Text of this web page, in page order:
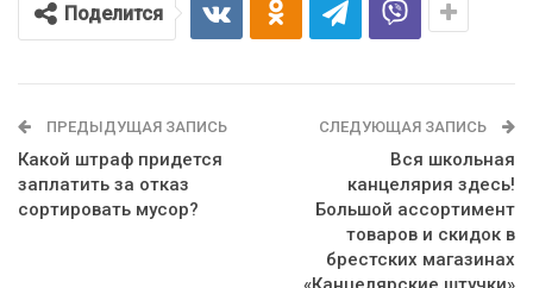
Поделится
ПРЕДЫДУЩАЯ ЗАПИСЬ
Какой штраф придется
заплатить за отказ
сортировать мусор?
СЛЕДУЮЩАЯ ЗАПИСЬ
Вся школьная
канцелярия здесь!
Большой ассортимент
товаров и скидок в
брестских магазинах